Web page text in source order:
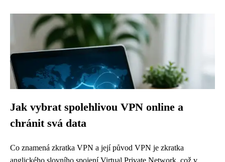
Jak vybrat spolehlivou VPN online a
chránit svá data
Co znamená zkratka VPN a její původ VPN je zkratka
anglického slovního spojení Virtual Private Network, což v